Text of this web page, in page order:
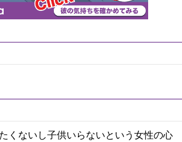
くないし子供いらないという女性の心